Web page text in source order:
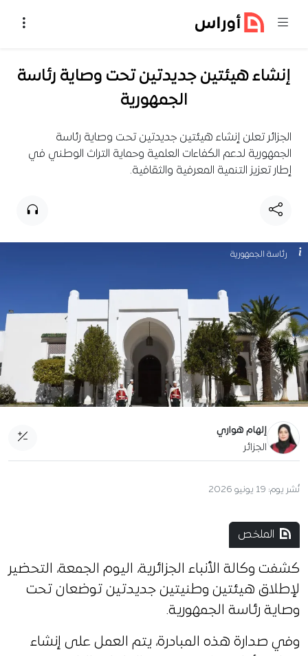
إنشاء هيئتين جديدتين تحت وصاية رئاسة
الجمهورية
الجزائر تعلن إنشاء هيئتين جديدتين تحت وصاية رئاسة
الجمهورية لدعم الكفاءات العلمية وحماية التراث الوطني في
إطار تعزيز التنمية المعرفية والثقافية.
رئاسة الجمهورية
إلهام هواري
الجزائر
نُشر يوم: 19 يونيو 2026
الملخص
كشفت وكالة الأنباء الجزائرية، اليوم الجمعة، التحضير
لإطلاق هيئتين وطنيتين جديدتين توضعان تحت
وصاية رئاسة الجمهورية.
وفي صدارة هذه المبادرة، يتم العمل على إنشاء